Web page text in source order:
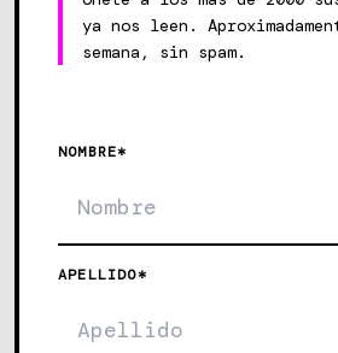
ya nos leen.
semana, sin spam.
NOMBRE*
APELLIDO*